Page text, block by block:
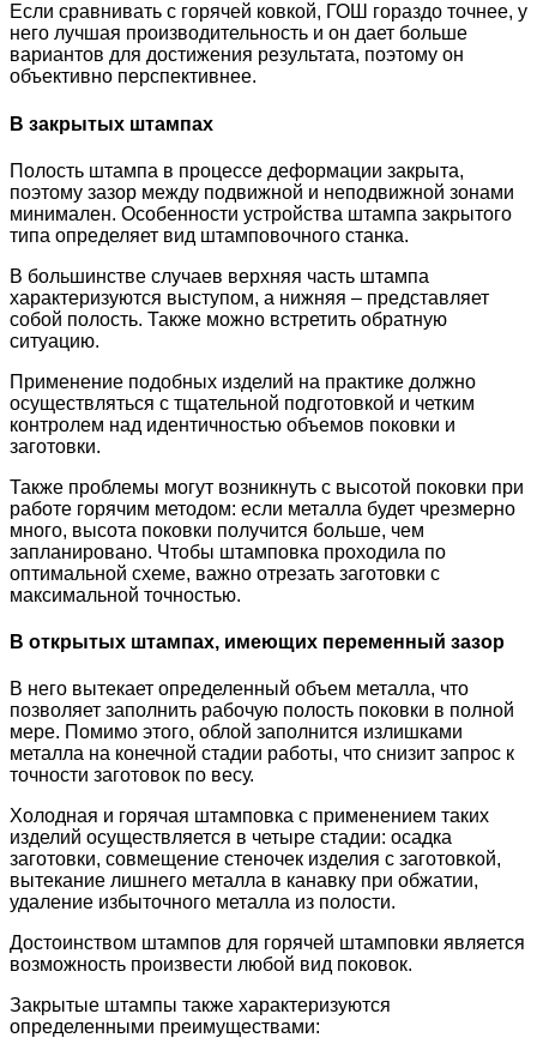
Если сравнивать с горячей ковкой, ГОШ гораздо точнее, у
него лучшая производительность и он дает больше
вариантов для достижения результата, поэтому он
объективно перспективнее.
В закрытых штампах
Полость штампа в процессе деформации закрыта,
поэтому зазор между подвижной и неподвижной зонами
минимален. Особенности устройства штампа закрытого
типа определяет вид штамповочного станка.
В большинстве случаев верхняя часть штампа
характеризуются выступом, а нижняя – представляет
собой полость. Также можно встретить обратную
ситуацию.
Применение подобных изделий на практике должно
осуществляться с тщательной подготовкой и четким
контролем над идентичностью объемов поковки и
заготовки.
Также проблемы могут возникнуть с высотой поковки при
работе горячим методом: если металла будет чрезмерно
много, высота поковки получится больше, чем
запланировано. Чтобы штамповка проходила по
оптимальной схеме, важно отрезать заготовки с
максимальной точностью.
В открытых штампах, имеющих переменный зазор
В него вытекает определенный объем металла, что
позволяет заполнить рабочую полость поковки в полной
мере. Помимо этого, облой заполнится излишками
металла на конечной стадии работы, что снизит запрос к
точности заготовок по весу.
Холодная и горячая штамповка с применением таких
изделий осуществляется в четыре стадии: осадка
заготовки, совмещение стеночек изделия с заготовкой,
вытекание лишнего металла в канавку при обжатии,
удаление избыточного металла из полости.
Достоинством штампов для горячей штамповки является
возможность произвести любой вид поковок.
Закрытые штампы также характеризуются
определенными преимуществами: